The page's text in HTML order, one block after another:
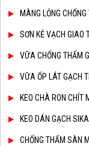
MÀNG LỎNG
SƠN KẺ VẠCH GIAO
VỮA CHỐNG THẤM
VỮA ỐP LÁT GẠCH
KEO CHÀ RON CHÍT
KEO DÁN GẠCH
CHỐNG THẤM SÀN